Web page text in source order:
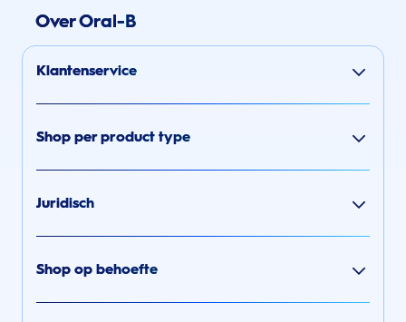
Over Oral-B
Klantenservice
Shop per product type
Juridisch
Shop op behoefte